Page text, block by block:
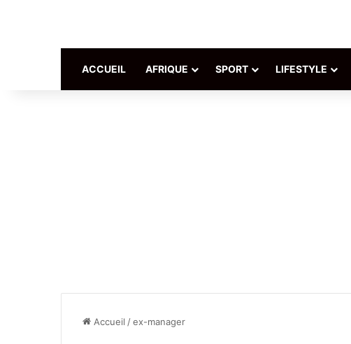
ACCUEIL AFRIQUE SPORT LIFESTYLE
Accueil /ex-manager